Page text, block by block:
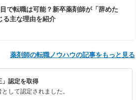
で転職は可能？新卒薬剤師が「辞めた
る主な理由を紹介
薬剤師の転職ノウハウの記事をもっと見る
」認定を取得
して認定されました。